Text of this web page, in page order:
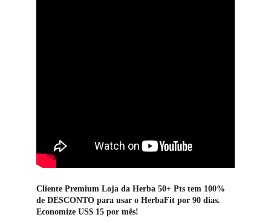
Cliente Premium Loja da Herba 50+ Pts tem 100%
de DESCONTO para usar o HerbaFit por 90 dias.
Economize US$ 15 por mês!